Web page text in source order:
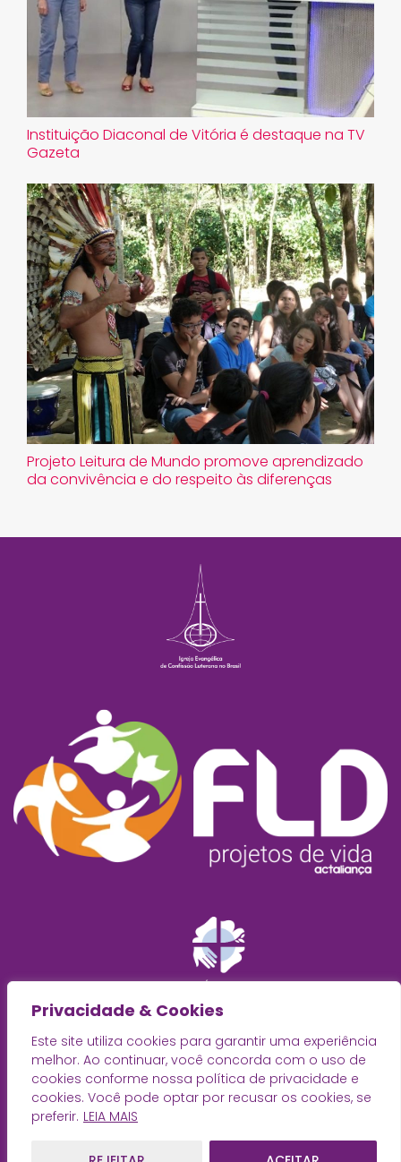
Privacidade & Cookies
Este site utiliza cookies para garantir uma experiência
melhor. Ao continuar, você concorda com o uso de
cookies conforme nossa política de privacidade e
cookies. Você pode optar por recusar os cookies, se
preferir. LEIA MAIS
Instituição Diaconal de Vitória é destaque na TV
Gazeta
Projeto Leitura de Mundo promove aprendizado
da convivência e do respeito às diferenças